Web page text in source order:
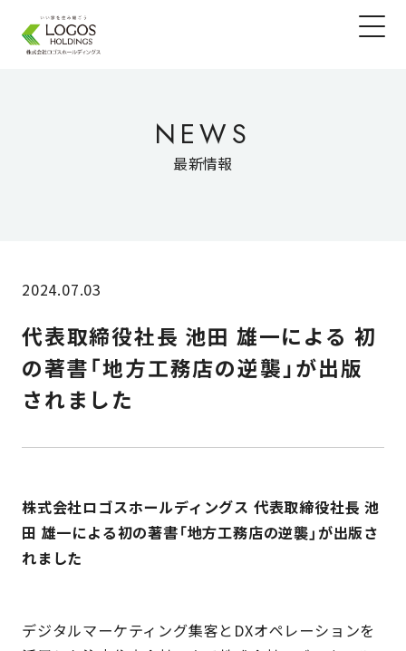
NEWS
最新情報
2024.07.03
代表取締役社長 池田 雄一による 初
の著書「地方工務店の逆襲」が出版
されました
株式会社ロゴスホールディングス 代表取締役社長 池
田 雄一による初の著書「地方工務店の逆襲」が出版さ
れました
デジタルマーケティング集客とDXオペレーションを